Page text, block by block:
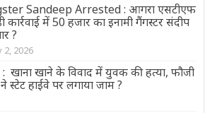
Sandeep Arrested : आगरा एसटीएफ
कार्रवाई में 50 हजार का इनामी गैंगस्टर संदीप
?
2, 2026
खाने के विवाद में युवक की हत्या, फौजी
स्टेट हाईवे पर लगाया जाम ?